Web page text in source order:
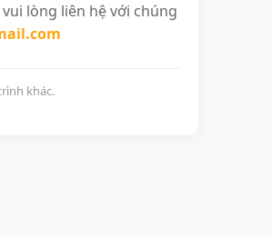
lòng liên hệ với chúng
khác.